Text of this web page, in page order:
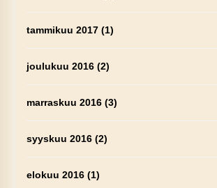
tammikuu 2017(1)
joulukuu 2016(2)
marraskuu 2016(3)
syyskuu 2016(2)
elokuu 2016(1)